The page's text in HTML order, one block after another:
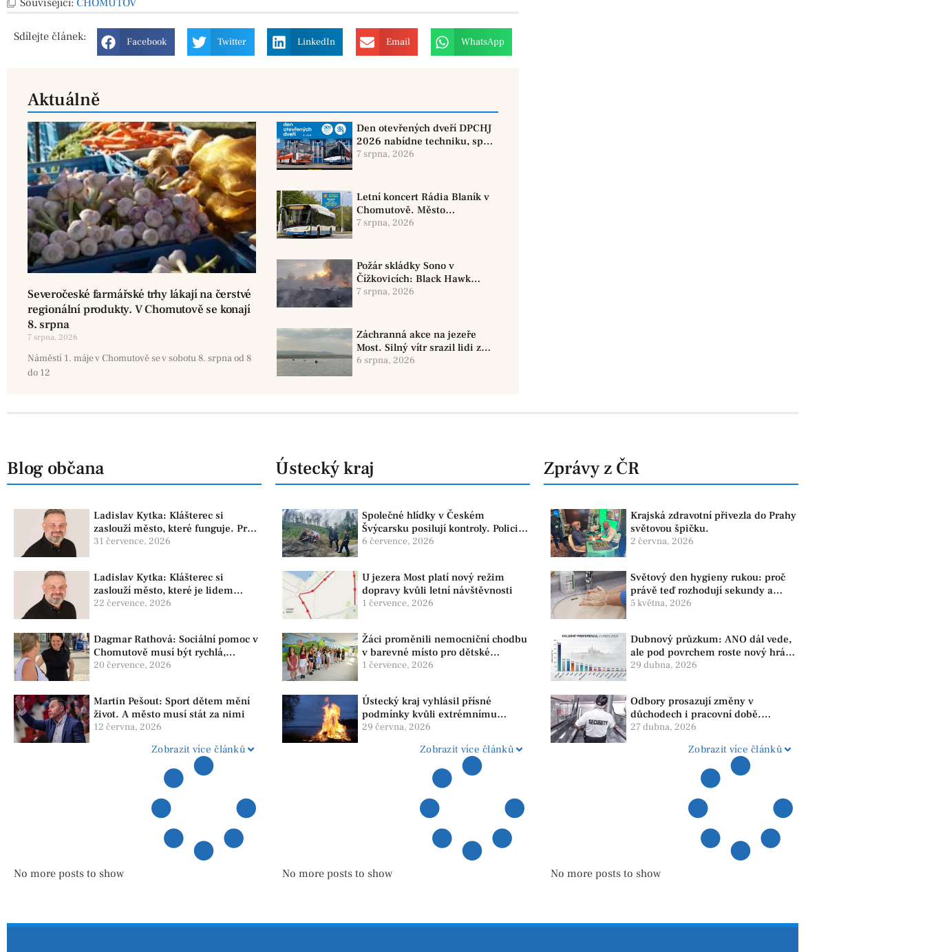
Související: CHOMUTOV
Sdílejte článek: Facebook Twitter LinkedIn Email WhatsApp
Aktuálně
Severočeské farmářské trhy lákají na čerstvé
regionální produkty. V Chomutově se konají
8. srpna
7 srpna, 2026
Náměstí 1. máje v Chomutově se v sobotu 8. srpna od 8
do 12
Den otevřených dveří DPCHJ
2026 nabídne techniku, sport
i jízdy historickými vozy
7 srpna, 2026
Letní koncert Rádia Blaník v
Chomutově. Město
doporučuje využít MHD
7 srpna, 2026
Požár skládky Sono v
Čížkovicích: Black Hawk
provedl 12 shozů vody
7 srpna, 2026
Záchranná akce na jezeře
Most. Silný vítr srazil lidi z
paddleboardů, dvě osoby se
6 srpna, 2026
Blog občana
Ladislav Kytka: Klášterec si
zaslouží město, které funguje. Proto
předkládáme program, který řeší
31 července, 2026
Ladislav Kytka: Klášterec si
zaslouží město, které je lidem
nablízku
22 července, 2026
Dagmar Rathová: Sociální pomoc v
Chomutově musí být rychlá,
srozumitelná a férová. Ne udržovat
20 července, 2026
Martin Pešout: Sport dětem mění
život. A město musí stát za nimi
12 června, 2026
Zobrazit více článků
No more posts to show
Ústecký kraj
Společné hlídky v Českém
Švýcarsku posilují kontroly. Policie
dohlíží na bezpečnost i ochranu
6 července, 2026
U jezera Most platí nový režim
dopravy kvůli letní návštěvnosti
1 července, 2026
Žáci proměnili nemocniční chodbu
v barevné místo pro dětské
pacienty
1 července, 2026
Ústecký kraj vyhlásil přísné
podmínky kvůli extrémnímu
suchu. Platí zákaz ohňů i
29 června, 2026
Zobrazit více článků
No more posts to show
Zprávy z ČR
Krajská zdravotní přivezla do Prahy
světovou špičku.
2 června, 2026
Světový den hygieny rukou: proč
právě teď rozhodují sekundy a
správné mytí rukou
5 května, 2026
Dubnový průzkum: ANO dál vede,
ale pod povrchem roste nový hráč.
Strana PRO se drží nejvýš mezi
29 dubna, 2026
Odbory prosazují změny v
důchodech i pracovní době.
Dopady pocítí i lidé v našem
27 dubna, 2026
Zobrazit více článků
No more posts to show